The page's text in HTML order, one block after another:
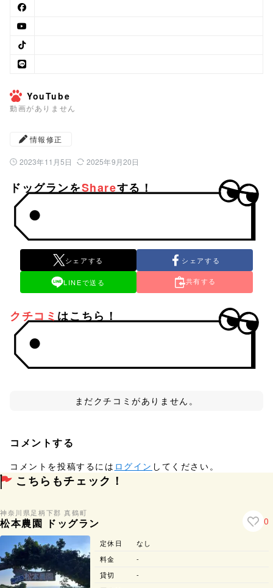
YouTube
動画がありません
情報修正
公開日：
2023年11月5日 最終更新日：
2025年9月20日
ドッグランをShareする！
シェアする シェアする
LINEで送る 共有する
クチコミ はこちら！
まだクチコミがありません。
コメントする
コメントを投稿するには ログイン してください。
こちらもチェック！
神奈川県 足柄下郡 真鶴町
松本農園 ドッグラン 0
定休日
なし
料金
-
貸切
-